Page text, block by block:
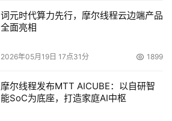
词元时代算力先行，摩尔线程云边端产品
全面亮相
2026年05月19日 17点31分 1899
摩尔线程发布MTT AICUBE：以自研智
能SoC为底座，打造家庭AI中枢